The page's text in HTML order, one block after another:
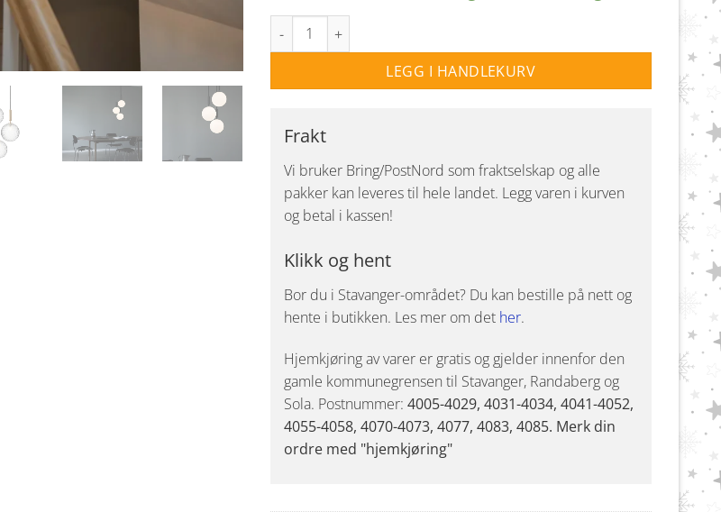
Nuura Miira 3lys Large takpendel G9 - Nordic Gold / klar antall
LEGG I HANDLEKURV
Frakt
Vi bruker Bring/PostNord som fraktselskap og alle
pakker kan leveres til hele landet. Legg varen i kurven
og betal i kassen!
Klikk og hent
Bor du i Stavanger-området? Du kan bestille på nett og
hente i butikken. Les mer om det her.
Hjemkjøring av varer er gratis og gjelder innenfor den
gamle kommunegrensen til Stavanger, Randaberg og
Sola. Postnummer: 4005-4029, 4031-4034, 4041-4052,
4055-4058, 4070-4073, 4077, 4083, 4085. Merk din
ordre med "hjemkjøring"